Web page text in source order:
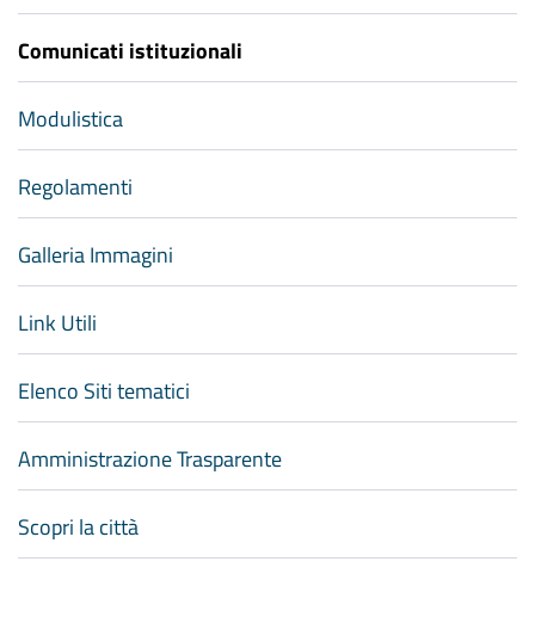
Comunicati istituzionali
Modulistica
Regolamenti
Galleria Immagini
Link Utili
Elenco Siti tematici
Amministrazione Trasparente
Scopri la città